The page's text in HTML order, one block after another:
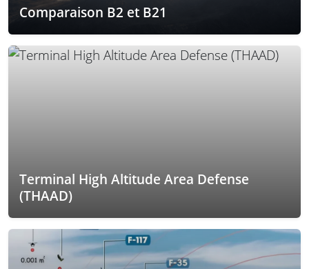
Comparaison B2 et B21
Terminal High Altitude Area Defense
(THAAD)